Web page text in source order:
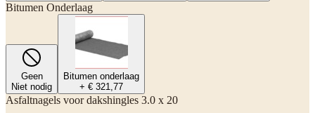
Bitumen Onderlaag
Geen
Niet nodig
Bitumen onderlaag
+ € 321,77
Asfaltnagels voor dakshingles 3.0 x 20